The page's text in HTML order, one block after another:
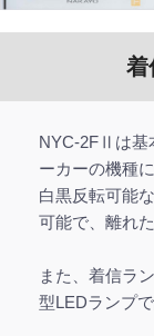
着
NYC-2FⅡは基
ーカーの機種
白黒反転可能
可能で、離れ
また、着信ラ
型LEDランプ